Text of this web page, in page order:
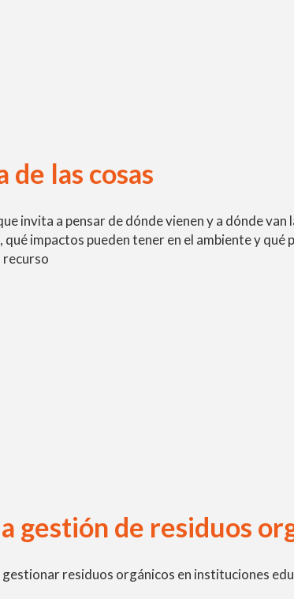
de las cosas
invita a pensar de dónde vienen y a dónde van
impactos pueden tener en el ambiente y
recurso
gestión de residuos
residuos orgánicos en instituciones